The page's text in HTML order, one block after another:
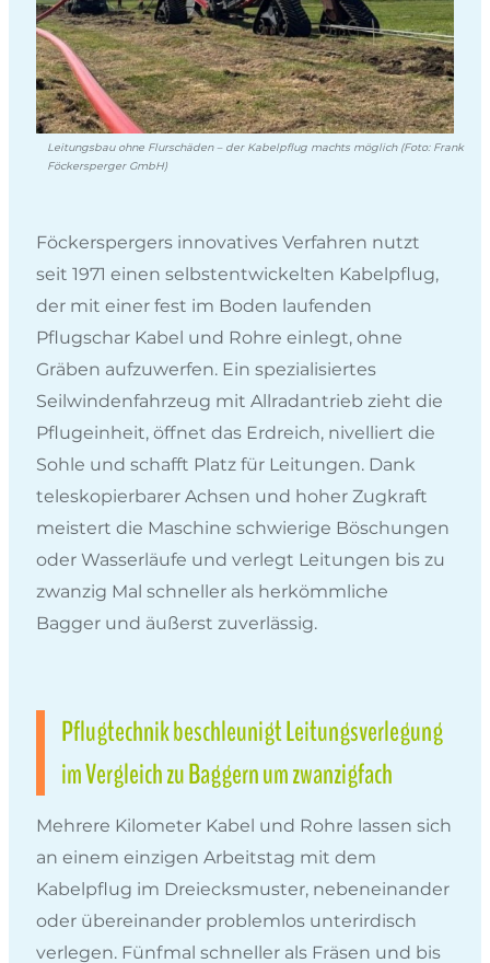
Leitungsbau ohne Flurschäden – der Kabelpflug machts möglich (Foto: Frank
Föckersperger GmbH)
Föckerspergers innovatives Verfahren nutzt
seit 1971 einen selbstentwickelten Kabelpflug,
der mit einer fest im Boden laufenden
Pflugschar Kabel und Rohre einlegt, ohne
Gräben aufzuwerfen. Ein spezialisiertes
Seilwindenfahrzeug mit Allradantrieb zieht die
Pflugeinheit, öffnet das Erdreich, nivelliert die
Sohle und schafft Platz für Leitungen. Dank
teleskopierbarer Achsen und hoher Zugkraft
meistert die Maschine schwierige Böschungen
oder Wasserläufe und verlegt Leitungen bis zu
zwanzig Mal schneller als herkömmliche
Bagger und äußerst zuverlässig.
Pflugtechnik beschleunigt Leitungsverlegung
im Vergleich zu Baggern um zwanzigfach
Mehrere Kilometer Kabel und Rohre lassen sich
an einem einzigen Arbeitstag mit dem
Kabelpflug im Dreiecksmuster, nebeneinander
oder übereinander problemlos unterirdisch
verlegen. Fünfmal schneller als Fräsen und bis